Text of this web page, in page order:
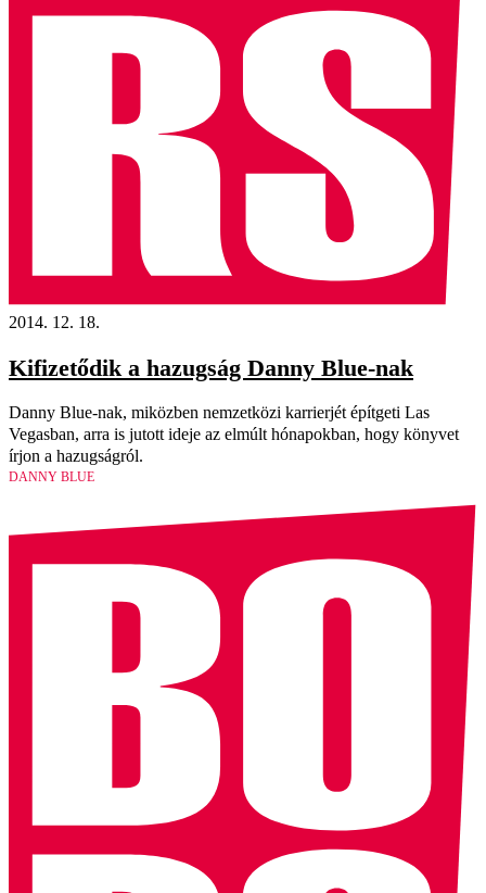
2014. 12. 18.
Kifizetődik a hazugság Danny Blue-nak
Danny Blue-nak, miközben nemzetközi karrierjét építgeti Las
Vegasban, arra is jutott ideje az elmúlt hónapokban, hogy könyvet
írjon a hazugságról.
DANNY BLUE